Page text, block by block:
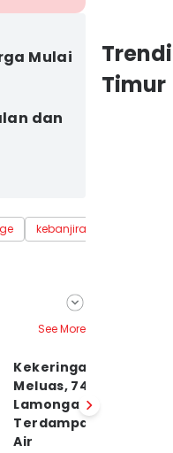
Mulai
dan
kebanjiran
See More
Kekeringan Mulai
Meluas, 741 KK di
Lamongan
Terdampak Krisis
Air
Timur